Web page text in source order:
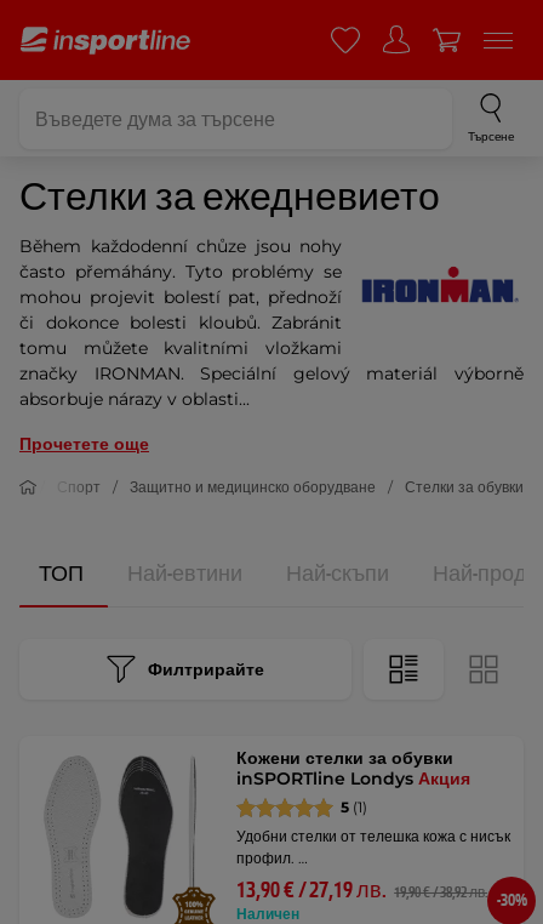
Търсене
Стелки за ежедневието
Během každodenní chůze jsou nohy
často přemáhány. Tyto problémy se
mohou projevit bolestí pat, přednoží
či dokonce bolesti kloubů. Zabránit
tomu můžete kvalitními vložkami
značky IRONMAN. Speciální gelový materiál výborně
absorbuje nárazy v oblasti...
Прочетете още
Спорт Защитно и медицинско оборудване Стелки за обувки
ТОП Най-евтини Най-скъпи Най-
Филтрирайте
Кожени стелки за обувки
inSPORTline LondysАкция
5 (1)
Удобни стелки от телешка кожа с нисък
профил. …
13,90 € / 27,19 лв. 19,90 € / 38,92 лв.
Наличен
-30%